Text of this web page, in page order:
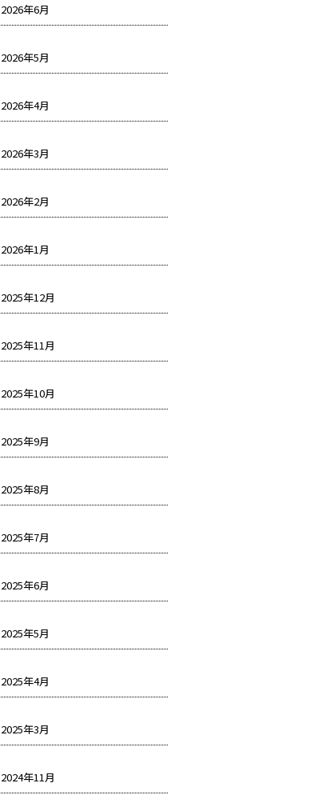
2026年6月
2026年5月
2026年4月
2026年3月
2026年2月
2026年1月
2025年12月
2025年11月
2025年10月
2025年9月
2025年8月
2025年7月
2025年6月
2025年5月
2025年4月
2025年3月
2024年11月